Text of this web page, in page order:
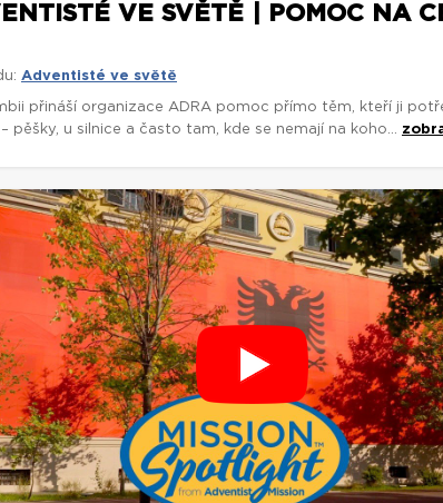
VE SVĚTĚ | POMOC NA
Adventisté ve světě
přináší organizace ADRA pomoc přímo těm, kteří ji
pěšky, u silnice a často tam, kde se nemají na koho...